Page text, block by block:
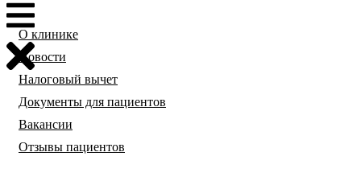
О клинике
Новости
Налоговый вычет
Документы для пациентов
Вакансии
Отзывы пациентов